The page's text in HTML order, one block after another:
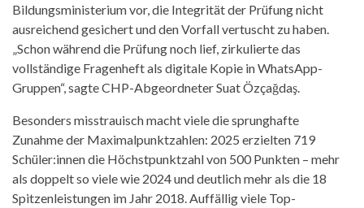
Bildungsministerium vor, die Integrität der Prüfung nicht
ausreichend gesichert und den Vorfall vertuscht zu haben.
„Schon während die Prüfung noch lief, zirkulierte das
vollständige Fragenheft als digitale Kopie in WhatsApp-
Gruppen“, sagte CHP-Abgeordneter Suat Özçağdaş.
Besonders misstrauisch macht viele die sprunghafte
Zunahme der Maximalpunktzahlen: 2025 erzielten 719
Schüler:innen die Höchstpunktzahl von 500 Punkten – mehr
als doppelt so viele wie 2024 und deutlich mehr als die 18
Spitzenleistungen im Jahr 2018. Auffällig viele Top-